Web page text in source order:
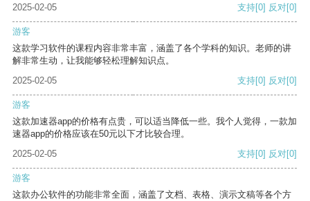
2025-02-05
支持[0] 反对[0]
游客
这款学习软件的课程内容非常丰富，涵盖了各个学科的知识。老师的讲
解非常生动，让我能够轻松理解知识点。
2025-02-05
支持[0] 反对[0]
游客
这款加速器app的价格有点贵，可以适当降低一些。我个人觉得，一款加
速器app的价格应该在50元以下才比较合理。
2025-02-05
支持[0] 反对[0]
游客
这款办公软件的功能非常全面，涵盖了文档、表格、演示文稿等各个方